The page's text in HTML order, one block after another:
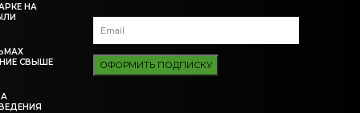
НА
СВЫШЕ
ОФОРМИТЬ ПОДПИСКУ